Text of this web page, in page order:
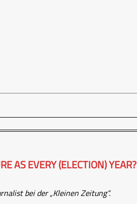
AS EVERY (ELECTION) YEAR?
bei der „Kleinen Zeitung“.